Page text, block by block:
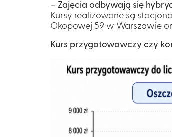
– Zajęcia odbywają się
Kursy realizowane są
Okopowej 59 w Warszawie
Kurs przygotowawczy czy